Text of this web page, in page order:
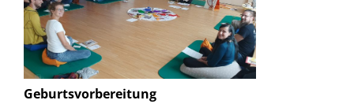
Geburtsvorbereitung